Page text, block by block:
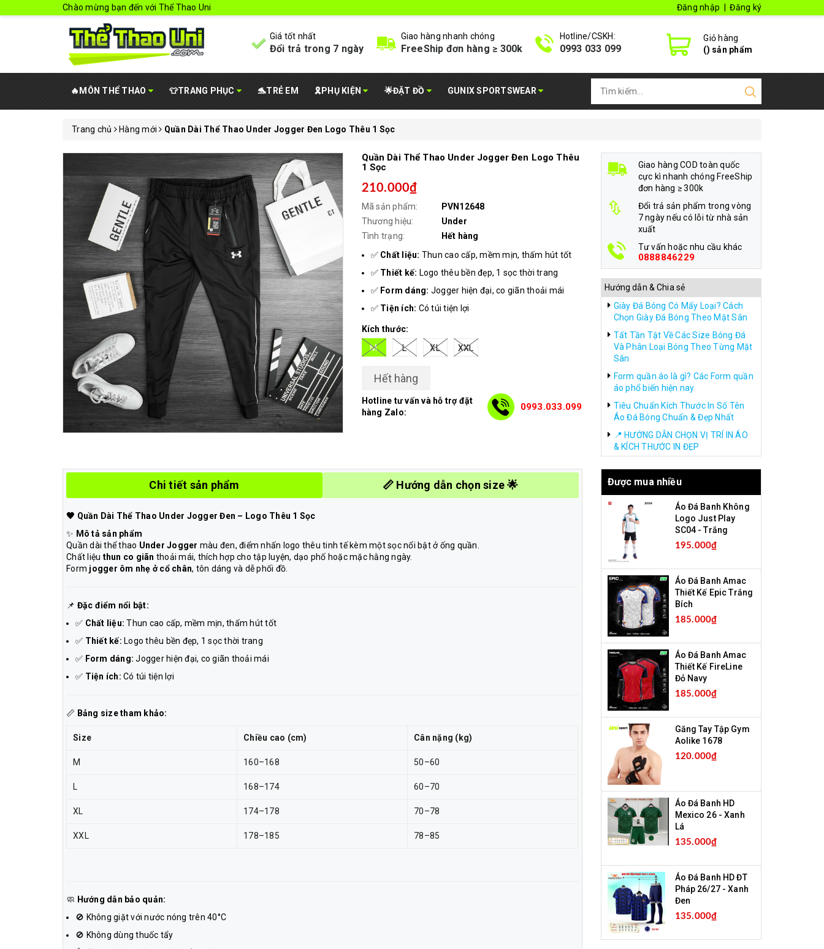
Chào mừng bạn đến với Thể Thao Uni Đăng nhập Đăng ký
Giá tốt nhất
Đổi trả trong 7 ngày
Giao hàng nhanh chóng
FreeShip đơn hàng ≥ 300k
Hotline/CSKH:
0993 033 099
Giỏ hàng
() sản phẩm
🔥MÔN THỂ THAO 👕TRANG PHỤC 🐬TRẺ EM 🎗️PHỤ KIỆN 🌟ĐẶT ĐỒ GUNIX SPORTSWEAR
Trang chủ Hàng mới Quần Dài Thể Thao Under Jogger Đen Logo Thêu 1 Sọc
Quần Dài Thể Thao Under Jogger Đen Logo Thêu
1 Sọc
210.000₫
Mã sản phẩm:
PVN12648
Thương hiệu:
Under
Tình trạng:
Hết hàng
✅ Chất liệu: Thun cao cấp, mềm mịn, thấm hút tốt
✅ Thiết kế: Logo thêu bền đẹp, 1 sọc thời trang
✅ Form dáng: Jogger hiện đại, co giãn thoải mái
✅ Tiện ích: Có túi tiện lợi
Kích thước:
M
L XL XXL
Hết hàng
Hotline tư vấn và hỗ trợ đặt
hàng Zalo:
0993.033.099
Giao hàng COD toàn quốc
cực kì nhanh chóng FreeShip
đơn hàng ≥ 300k
Đổi trả sản phẩm trong vòng
7 ngày nếu có lỗi từ nhà sản
xuất
Tư vấn hoặc nhu cầu khác
0888846229
Hướng dẫn & Chia sẻ
Giày Đá Bóng Có Mấy Loại? Cách
Chọn Giày Đá Bóng Theo Mặt Sân
Tất Tần Tật Về Các Size Bóng Đá
Và Phân Loại Bóng Theo Từng Mặt
Sân
Form quần áo là gì? Các Form quần
áo phổ biến hiện nay
Tiêu Chuẩn Kích Thước In Số Tên
Áo Đá Bóng Chuẩn & Đẹp Nhất
📍 HƯỚNG DẪN CHỌN VỊ TRÍ IN ÁO
& KÍCH THƯỚC IN ĐẸP
Chi tiết sản phẩm 📏 Hướng dẫn chọn size 🌟
🖤 Quần Dài Thể Thao Under Jogger Đen – Logo Thêu 1 Sọc
✨ Mô tả sản phẩm
Quần dài thể thao Under Jogger màu đen, điểm nhấn logo thêu tinh tế kèm một sọc nổi bật ở ống quần.
Chất liệu thun co giãn thoải mái, thích hợp cho tập luyện, dạo phố hoặc mặc hằng ngày.
Form jogger ôm nhẹ ở cổ chân, tôn dáng và dễ phối đồ.
📌 Đặc điểm nổi bật:
✅ Chất liệu: Thun cao cấp, mềm mịn, thấm hút tốt
✅ Thiết kế: Logo thêu bền đẹp, 1 sọc thời trang
✅ Form dáng: Jogger hiện đại, co giãn thoải mái
✅ Tiện ích: Có túi tiện lợi
📏 Bảng size tham khảo:
Size Chiều cao (cm) Cân nặng (kg)
M 160–168 50–60
L 168–174 60–70
XL 174–178 70–78
XXL 178–185 78–85
🧼 Hướng dẫn bảo quản:
🚫 Không giặt với nước nóng trên 40°C
🚫 Không dùng thuốc tẩy
Được mua nhiều
Áo Đá Banh Không
Logo Just Play
SC04 - Trắng
195.000₫
Áo Đá Banh Amac
Thiết Kế Epic Trắng
Bích
185.000₫
Áo Đá Banh Amac
Thiết Kế FireLine
Đỏ Navy
185.000₫
Găng Tay Tập Gym
Aolike 1678
120.000₫
Áo Đá Banh HD
Mexico 26 - Xanh
Lá
135.000₫
Áo Đá Banh HD ĐT
Pháp 26/27 - Xanh
Đen
135.000₫